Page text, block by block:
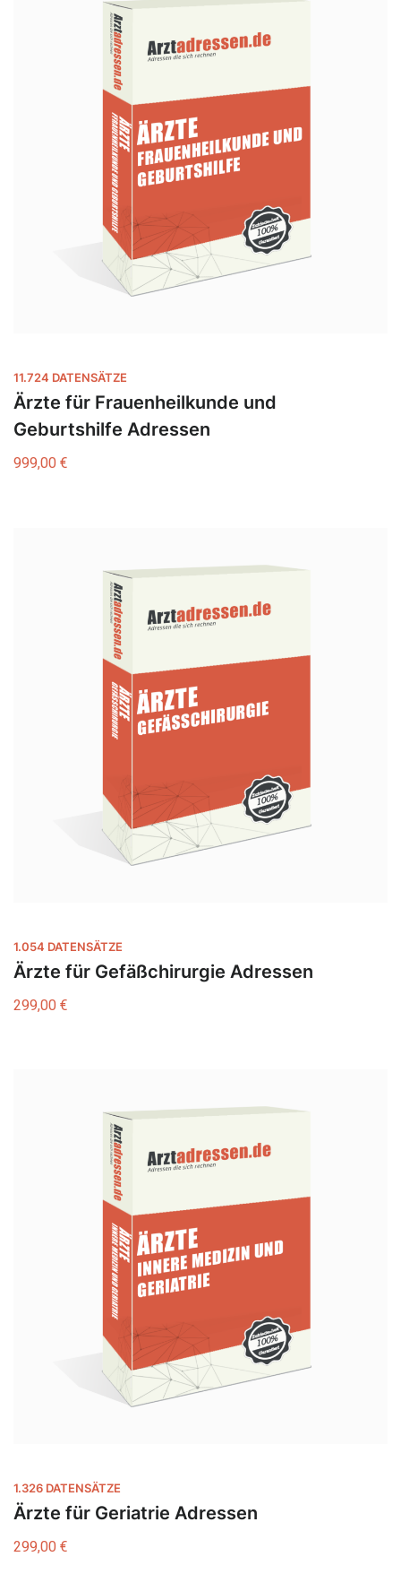
11.724 DATENSÄTZE
Ärzte für Frauenheilkunde und
Geburtshilfe Adressen
999,00€
1.054 DATENSÄTZE
Ärzte für Gefäßchirurgie Adressen
299,00€
1.326 DATENSÄTZE
Ärzte für Geriatrie Adressen
299,00€